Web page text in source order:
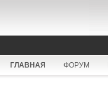
ГЛАВНАЯ ФОРУМ